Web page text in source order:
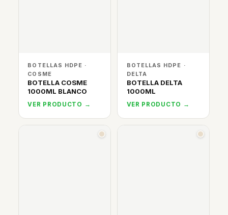
BOTELLAS HDPE ·
COSME
BOTELLA COSME
1000ML BLANCO
VER PRODUCTO →
BOTELLAS HDPE ·
DELTA
BOTELLA DELTA
1000ML
VER PRODUCTO →